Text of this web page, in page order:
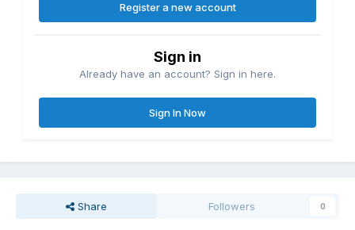
Register a new account
Sign in
Already have an account? Sign in here.
Sign In Now
Share Followers 0